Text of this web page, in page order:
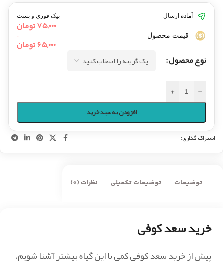
آماده ارسال پیک فوری و پست
قیمت محصول
۷۵,۰۰۰تومان
–
۶۵,۰۰۰تومان
نوع محصول
-
+
افزودن به سبد خرید
اشتراک گذاری:
توضیحات توضیحات تکمیلی نظرات (0)
خرید سعد کوفی
پیش از خرید سعد کوفی کمی با این گیاه بیشتر آشنا شویم.